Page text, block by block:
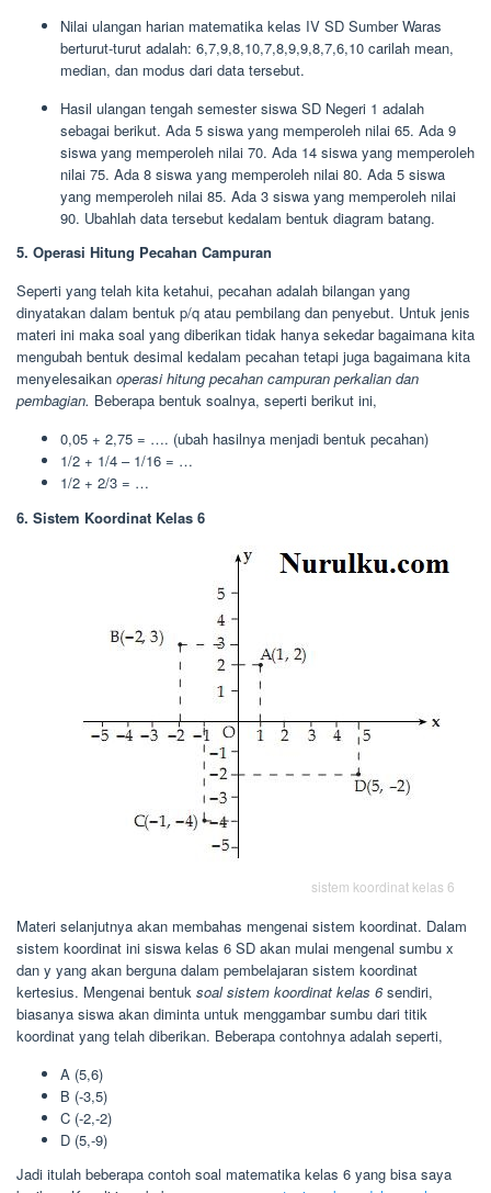
Nilai ulangan harian matematika kelas IV SD Sumber Waras
berturut-turut adalah: 6,7,9,8,10,7,8,9,9,8,7,6,10 carilah mean,
median, dan modus dari data tersebut.
Hasil ulangan tengah semester siswa SD Negeri 1 adalah
sebagai berikut. Ada 5 siswa yang memperoleh nilai 65. Ada 9
siswa yang memperoleh nilai 70. Ada 14 siswa yang memperoleh
nilai 75. Ada 8 siswa yang memperoleh nilai 80. Ada 5 siswa
yang memperoleh nilai 85. Ada 3 siswa yang memperoleh nilai
90. Ubahlah data tersebut kedalam bentuk diagram batang.
5. Operasi Hitung Pecahan Campuran
Seperti yang telah kita ketahui, pecahan adalah bilangan yang
dinyatakan dalam bentuk p/q atau pembilang dan penyebut. Untuk jenis
materi ini maka soal yang diberikan tidak hanya sekedar bagaimana kita
mengubah bentuk desimal kedalam pecahan tetapi juga bagaimana kita
menyelesaikan operasi hitung pecahan campuran perkalian dan
pembagian. Beberapa bentuk soalnya, seperti berikut ini,
0,05 + 2,75 = …. (ubah hasilnya menjadi bentuk pecahan)
1/2 + 1/4 – 1/16 = …
1/2 + 2/3 = …
6. Sistem Koordinat Kelas 6
sistem koordinat kelas 6
Materi selanjutnya akan membahas mengenai sistem koordinat. Dalam
sistem koordinat ini siswa kelas 6 SD akan mulai mengenal sumbu x
dan y yang akan berguna dalam pembelajaran sistem koordinat
kertesius. Mengenai bentuk soal sistem koordinat kelas 6sendiri,
biasanya siswa akan diminta untuk menggambar sumbu dari titik
koordinat yang telah diberikan. Beberapa contohnya adalah seperti,
A (5,6)
B (-3,5)
C (-2,-2)
D (5,-9)
Jadi itulah beberapa contoh soal matematika kelas 6 yang bisa saya